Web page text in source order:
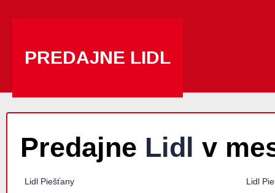
PREDAJNE LIDL
Predajne Lidl v
Lidl Piešťany Lidl